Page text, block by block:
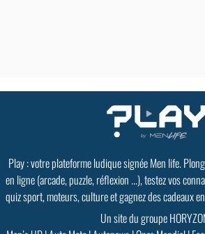
Play : votre plateforme ludique signée Men life.
en ligne (arcade, puzzle, réflexion ...), testez vos
quiz sport, moteurs, culture et gagnez des cadeaux
Un site du groupe